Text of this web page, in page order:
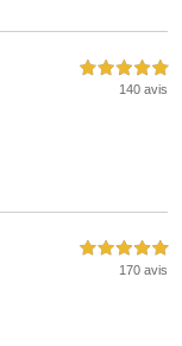
5,0 étoiles sur 5
140 avis
5,0 étoiles sur 5
170 avis